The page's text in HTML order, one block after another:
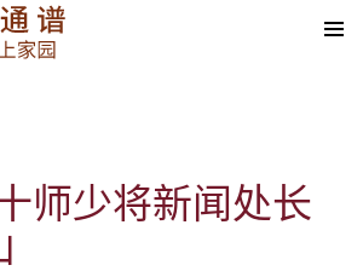
师少将新闻处长